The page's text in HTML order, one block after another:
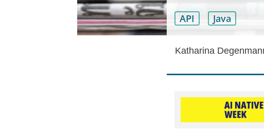
API Java
Katharina